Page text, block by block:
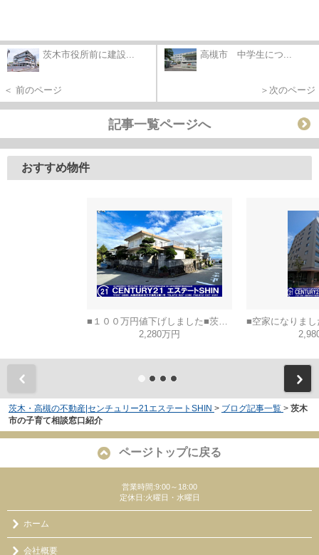
茨木市役所前に建設...
＜ 前のページ
高槻市 中学生につ...
＞次のページ
記事一覧ページへ
おすすめ物件
2,280万円
茨木・高槻の不動産|センチュリー21エステートSHIN > ブログ記事一覧 > 茨木
市の子育て相談窓口紹介
ページトップに戻る
営業時間:9:00～18:00
定休日:火曜日・水曜日
ホーム
会社概要